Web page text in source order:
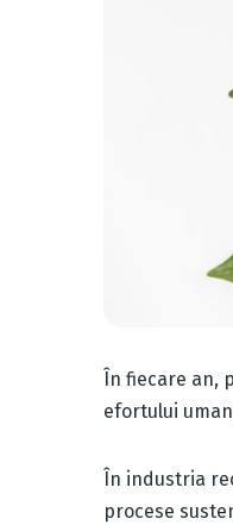
În fiecare an,
efortului
În industria
procese